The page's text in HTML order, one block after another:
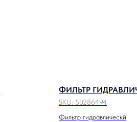
ФИЛЬТР
SKU: 50286494
Фильтр гидравлическй